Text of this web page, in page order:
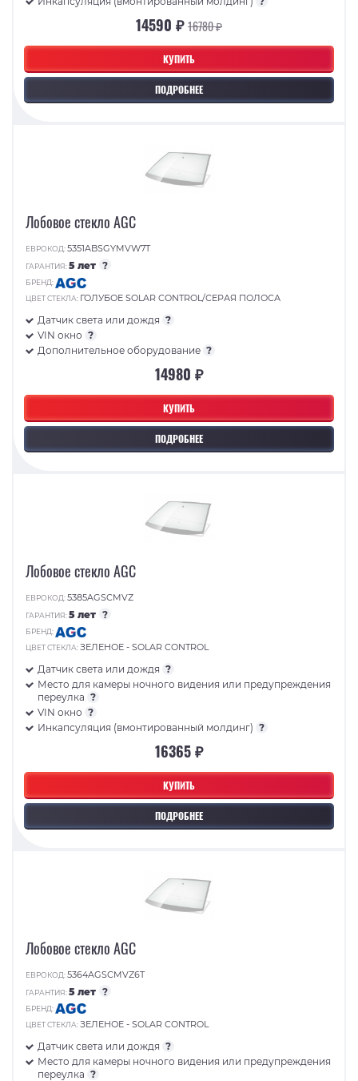
КУПИТЬ
ПОДРОБНЕЕ
14590 ₽16780 ₽
КУПИТЬ
ПОДРОБНЕЕ
Лобовое стекло AGC
ЕВРОКОД:5351ABSGYMVW7T
ГАРАНТИЯ:5 лет ?
БРЕНД:
ЦВЕТ СТЕКЛА: ГОЛУБОЕ SOLAR CONTROL/СЕРАЯ ПОЛОСА
Датчик света или дождя ?
VIN окно ?
Дополнительное оборудование ?
14980 ₽
КУПИТЬ
ПОДРОБНЕЕ
Лобовое стекло AGC
ЕВРОКОД:5385AGSCMVZ
ГАРАНТИЯ:5 лет ?
БРЕНД:
ЦВЕТ СТЕКЛА:ЗЕЛЕНОЕ - SOLAR CONTROL
Датчик света или дождя ?
Место для камеры ночного видения или предупреждения
переулка ?
VIN окно ?
Инкапсуляция (вмонтированный молдинг) ?
16365 ₽
Лобовое стекло AGC
ЕВРОКОД:5364AGSCMVZ6T
ГАРАНТИЯ:5 лет ?
БРЕНД:
ЦВЕТ СТЕКЛА:ЗЕЛЕНОЕ - SOLAR CONTROL
Датчик света или дождя ?
Место для камеры ночного видения или предупреждения
переулка ?